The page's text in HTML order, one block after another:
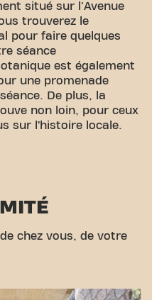
situé sur l'Avenue
trouverez le
pour faire quelques
séance
est également
une promenade
De plus, la
non loin, pour ceux
sur l’histoire locale.
est disponible à
pratique et
atteindre vos
fitness !
chez vous, de votre